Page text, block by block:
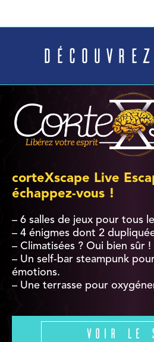
corteXscape Live
échappez-vous !
– 6 salles de jeux pour tous
– 4 énigmes dont 2
– Climatisées ? Oui bien sûr !
– Un self-bar steampunk
émotions.
– Une terrasse pour
Voir le